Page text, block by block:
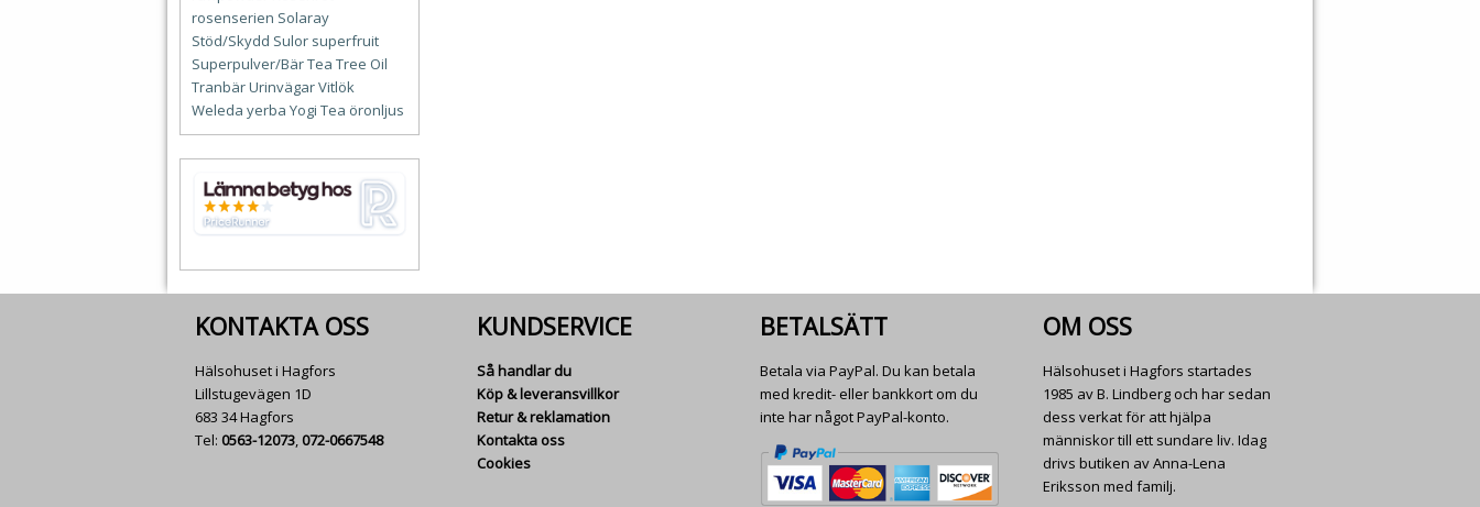
rosenserien Solaray
Stöd/Skydd Sulor superfruit
Superpulver/BärTea Tree Oil
TranbärUrinvägarVitlök
Weleda yerba Yogi Tea öronljus
KONTAKTA OSS
Hälsohuset i Hagfors
Lillstugevägen 1D
683 34 Hagfors
Tel: 0563-12073,072-0667548
KUNDSERVICE
Så handlar du
Köp & leveransvillkor
Retur & reklamation
Kontakta oss
Cookies
BETALSÄTT
Betala via PayPal. Du kan betala
med kredit- eller bankkort om du
inte har något PayPal-konto.
OM OSS
Hälsohuset i Hagfors startades
1985 av B. Lindberg och har sedan
dess verkat för att hjälpa
människor till ett sundare liv. Idag
drivs butiken av Anna-Lena
Eriksson med familj.